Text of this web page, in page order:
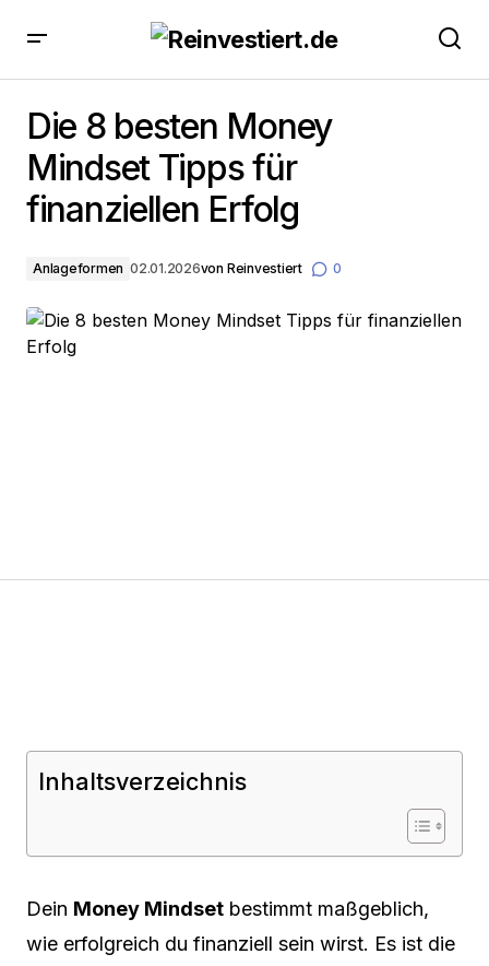
Erfolg
Die 8 besten Money
Mindset Tipps für
finanziellen Erfolg
Anlageformen 02.01.2026von Reinvestiert 0
Inhaltsverzeichnis
Dein Money Mindset bestimmt maßgeblich,
wie erfolgreich du finanziell sein wirst. Es ist die